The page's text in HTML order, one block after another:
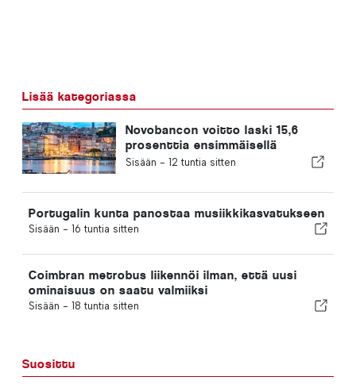
Lisää kategoriassa
Novobancon voitto laski 15,6
prosenttia ensimmäisellä
vuosipuoliskolla
Sisään - 12 tuntia sitten
Portugalin kunta panostaa musiikkikasvatukseen
Sisään - 16 tuntia sitten
Coimbran metrobus liikennöi ilman, että uusi
ominaisuus on saatu valmiiksi
Sisään - 18 tuntia sitten
Suosittu